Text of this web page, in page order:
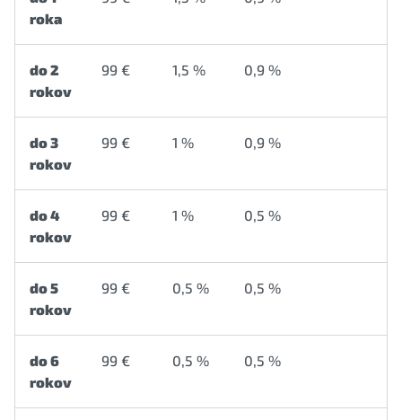
roka
do 2
rokov
99 € 1,5 % 0,9 %
do 3
rokov
99 € 1 % 0,9 %
do 4
rokov
99 € 1 % 0,5 %
do 5
rokov
99 € 0,5 % 0,5 %
do 6
rokov
99 € 0,5 % 0,5 %